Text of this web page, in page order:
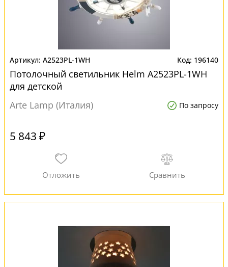
A2523PL-1WH 196140
Потолочный светильник Helm A2523PL-1WH
для детской
Arte Lamp (Италия)
По запросу
5 843 ₽